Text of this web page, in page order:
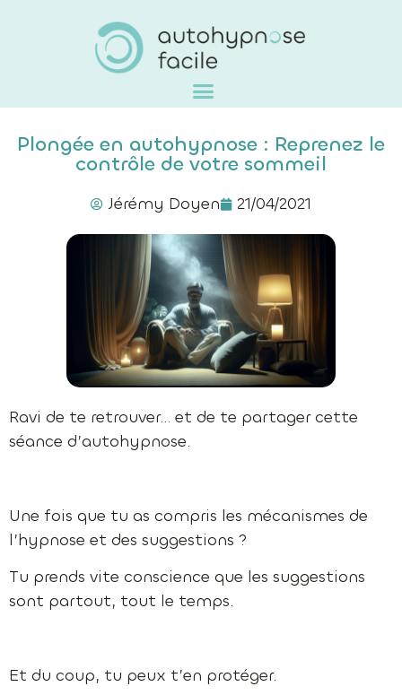
Plongée en autohypnose : Reprenez le
contrôle de votre sommeil
Jérémy Doyen 21/04/2021
Ravi de te retrouver… et de te partager cette
séance d’autohypnose.
Une fois que tu as compris les mécanismes de
l’hypnose et des suggestions ?
Tu prends vite conscience que les suggestions
sont partout, tout le temps.
Et du coup, tu peux t’en protéger.